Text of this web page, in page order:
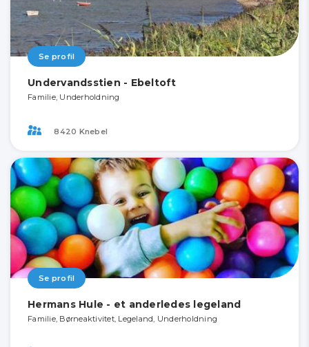
Se profil
Undervandsstien - Ebeltoft
Familie, Underholdning
8420 Knebel
Se profil
Hermans Hule - et anderledes legeland
Familie, Børneaktivitet, Legeland, Underholdning